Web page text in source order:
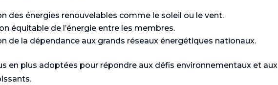
des énergies renouvelables comme le soleil ou le vent.
équitable de l’énergie entre les membres.
de la dépendance aux grands réseaux énergétiques nationaux.
en plus adoptées pour répondre aux défis environnementaux et aux